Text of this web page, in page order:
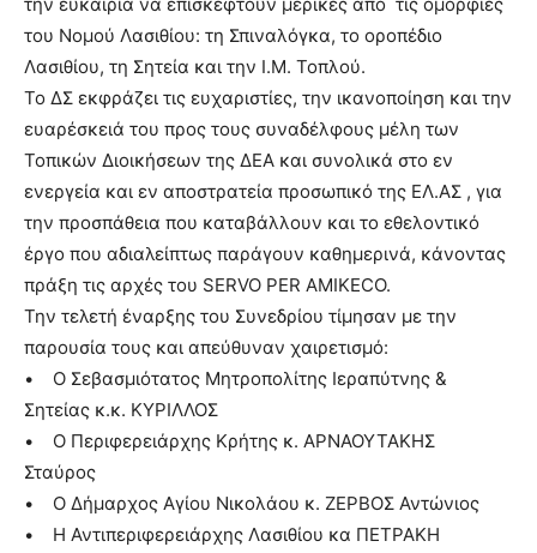
την ευκαιρία να επισκεφτούν μερικές από τις ομορφιές
του Νομού Λασιθίου: τη Σπιναλόγκα, το οροπέδιο
Λασιθίου, τη Σητεία και την Ι.Μ. Τοπλού.
Το ΔΣ εκφράζει τις ευχαριστίες, την ικανοποίηση και την
ευαρέσκειά του προς τους συναδέλφους μέλη των
Τοπικών Διοικήσεων της ΔΕΑ και συνολικά στο εν
ενεργεία και εν αποστρατεία προσωπικό της ΕΛ.ΑΣ , για
την προσπάθεια που καταβάλλουν και το εθελοντικό
έργο που αδιαλείπτως παράγουν καθημερινά, κάνοντας
πράξη τις αρχές του SERVO PER AMIKECO.
Την τελετή έναρξης του Συνεδρίου τίμησαν με την
παρουσία τους και απεύθυναν χαιρετισμό:
• Ο Σεβασμιότατος Μητροπολίτης Ιεραπύτνης &
Σητείας κ.κ. ΚΥΡΙΛΛΟΣ
• Ο Περιφερειάρχης Κρήτης κ. ΑΡΝΑΟΥΤΑΚΗΣ
Σταύρος
• Ο Δήμαρχος Αγίου Νικολάου κ. ΖΕΡΒΟΣ Αντώνιος
• Η Αντιπεριφερειάρχης Λασιθίου κα ΠΕΤΡΑΚΗ